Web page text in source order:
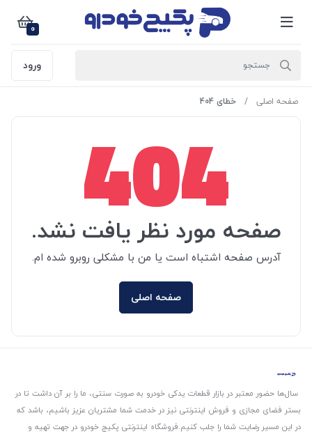
0
ورود
صفحه اصلی خطای 404
404
صفحه مورد نظر یافت نشد.
آدرس صفحه اشتباه است یا من با مشکلی روبرو شده ام.
صفحه اصلی
سال‌ها حضور معتبر در بازار قطعات یدکی خودرو به صورت سنتی، ما را بر آن داشت تا در
بستر فضای مجازی و فروش اینترنتی نیز در خدمت شما مشتریان عزیز باشیم، باشد که
در این مسیر رضایت شما را جلب کنیم.فروشگاه اینترنتی پکیج خودرو در جهت تهیه و